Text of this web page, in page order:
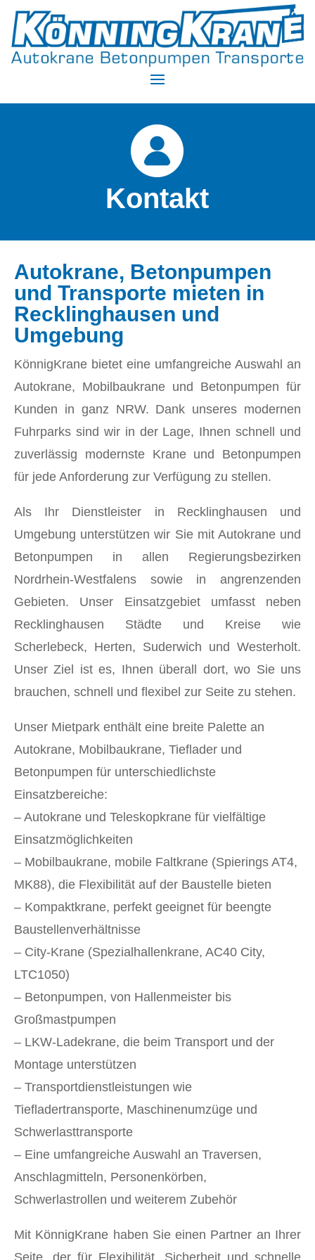
Kontakt
Autokrane, Betonpumpen
und Transporte mieten in
Recklinghausen und
Umgebung
KönnigKrane bietet eine umfangreiche Auswahl an
Autokrane, Mobilbaukrane und Betonpumpen für
Kunden in ganz NRW. Dank unseres modernen
Fuhrparks sind wir in der Lage, Ihnen schnell und
zuverlässig modernste Krane und Betonpumpen
für jede Anforderung zur Verfügung zu stellen.
Als Ihr Dienstleister in Recklinghausen und
Umgebung unterstützen wir Sie mit Autokrane und
Betonpumpen in allen Regierungsbezirken
Nordrhein-Westfalens sowie in angrenzenden
Gebieten. Unser Einsatzgebiet umfasst neben
Recklinghausen Städte und Kreise wie
Scherlebeck, Herten, Suderwich und Westerholt.
Unser Ziel ist es, Ihnen überall dort, wo Sie uns
brauchen, schnell und flexibel zur Seite zu stehen.
Unser Mietpark enthält eine breite Palette an
Autokrane, Mobilbaukrane, Tieflader und
Betonpumpen für unterschiedlichste
Einsatzbereiche:
– Autokrane und Teleskopkrane für vielfältige
Einsatzmöglichkeiten
– Mobilbaukrane, mobile Faltkrane (Spierings AT4,
MK88), die Flexibilität auf der Baustelle bieten
– Kompaktkrane, perfekt geeignet für beengte
Baustellenverhältnisse
– City-Krane (Spezialhallenkrane, AC40 City,
LTC1050)
– Betonpumpen, von Hallenmeister bis
Großmastpumpen
– LKW-Ladekrane, die beim Transport und der
Montage unterstützen
– Transportdienstleistungen wie
Tiefladertransporte, Maschinenumzüge und
Schwerlasttransporte
– Eine umfangreiche Auswahl an Traversen,
Anschlagmitteln, Personenkörben,
Schwerlastrollen und weiterem Zubehör
Mit KönnigKrane haben Sie einen Partner an Ihrer